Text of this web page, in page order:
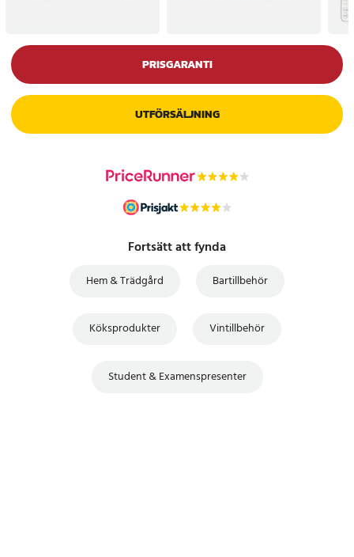
PRISGARANTI
UTFÖRSÄLJNING
Fortsätt att fynda
Hem & Trädgård Bartillbehör
Köksprodukter Vintillbehör
Student & Examenspresenter